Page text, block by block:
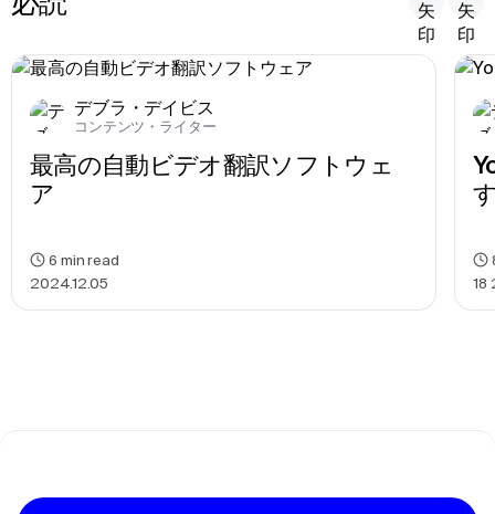
デブラ・デイビス
コンテンツ・ライター
最高の自動ビデオ翻訳ソフトウェ
ア
2024.12.05
6 min read
18